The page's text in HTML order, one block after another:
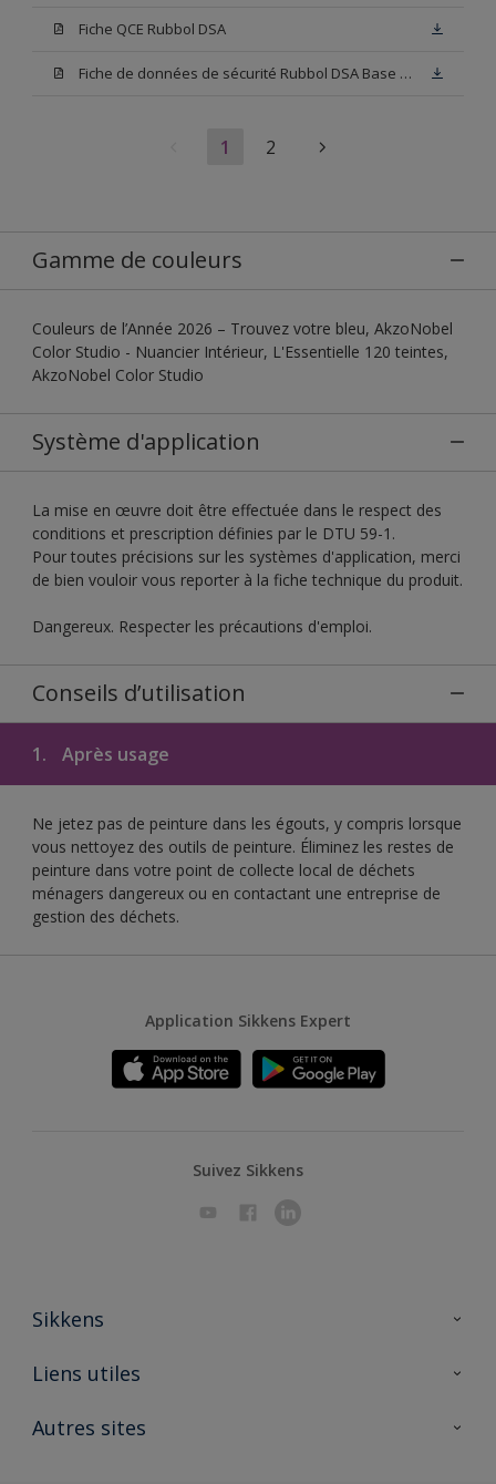
Fiche QCE Rubbol DSA
Fiche de données de sécurité Rubbol DSA Base W05
1 2
Gamme de couleurs
Couleurs de l’Année 2026 – Trouvez votre bleu, AkzoNobel
Color Studio - Nuancier Intérieur, L'Essentielle 120 teintes,
AkzoNobel Color Studio
Système d'application
La mise en œuvre doit être effectuée dans le respect des
conditions et prescription définies par le DTU 59-1.
Pour toutes précisions sur les systèmes d'application, merci
de bien vouloir vous reporter à la fiche technique du produit.
Dangereux. Respecter les précautions d'emploi.
Conseils d’utilisation
1. Après usage
Ne jetez pas de peinture dans les égouts, y compris lorsque
vous nettoyez des outils de peinture. Éliminez les restes de
peinture dans votre point de collecte local de déchets
ménagers dangereux ou en contactant une entreprise de
gestion des déchets.
Application Sikkens Expert
Suivez Sikkens
Sikkens
A propos de Sikkens
Liens utiles
Ouvrir un magasin PASS
Autres sites